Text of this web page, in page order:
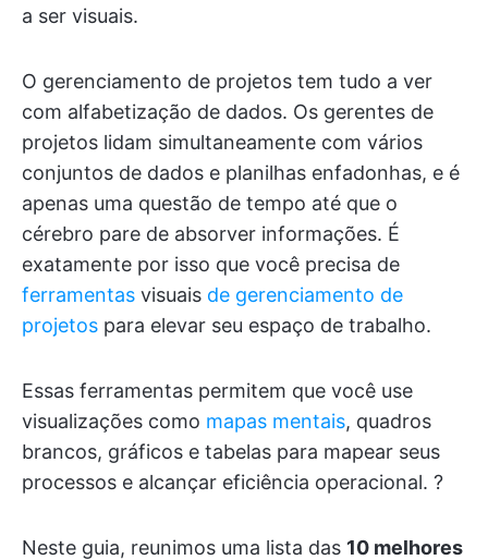
a ser visuais.
O gerenciamento de projetos tem tudo a ver
com alfabetização de dados. Os gerentes de
projetos lidam simultaneamente com vários
conjuntos de dados e planilhas enfadonhas, e é
apenas uma questão de tempo até que o
cérebro pare de absorver informações. É
exatamente por isso que você precisa de
ferramentas visuais de gerenciamento de
projetos para elevar seu espaço de trabalho.
Essas ferramentas permitem que você use
visualizações como mapas mentais, quadros
brancos, gráficos e tabelas para mapear seus
processos e alcançar eficiência operacional. ?
Neste guia, reunimos uma lista das 10 melhores